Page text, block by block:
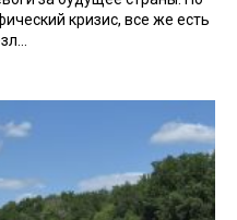
кризис, все же есть